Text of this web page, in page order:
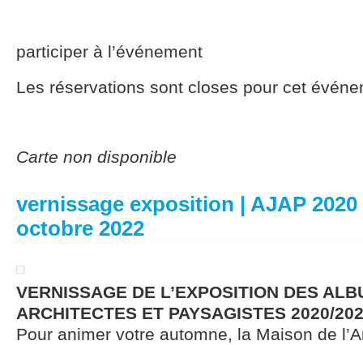
participer à l’événement
Les réservations sont closes pour cet
Carte non disponible
vernissage exposition | AJAP 2020
octobre 2022
VERNISSAGE DE L’EXPOSITION DES
ARCHITECTES ET PAYSAGISTES 2020/
Pour animer votre automne, la Maison de